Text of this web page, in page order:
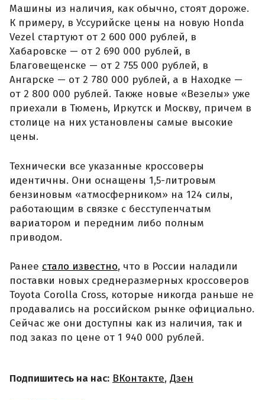
Машины из наличия, как обычно, стоят дороже.
К примеру, в Уссурийске цены на новую Honda
Vezel стартуют от 2 600 000 рублей, в
Хабаровске — от 2 690 000 рублей, в
Благовещенске — от 2 755 000 рублей, в
Ангарске — от 2 780 000 рублей, а в Находке —
от 2 800 000 рублей. Также новые «Везелы» уже
приехали в Тюмень, Иркутск и Москву, причем в
столице на них установлены самые высокие
цены.
Технически все указанные кроссоверы
идентичны. Они оснащены 1,5-литровым
бензиновым «атмосферником» на 124 силы,
работающим в связке с бесступенчатым
вариатором и передним либо полным
приводом.
Ранее стало известно, что в России наладили
поставки новых среднеразмерных кроссоверов
Toyota Corolla Cross, которые никогда раньше не
продавались на российском рынке официально.
Сейчас же они доступны как из наличия, так и
под заказ по цене от 1 940 000 рублей.
Подпишитесь на нас: ВКонтакте, Дзен